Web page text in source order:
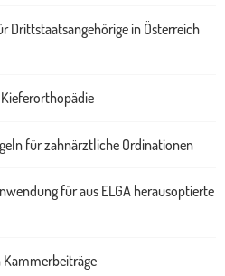
Drittstaatsangehörige in Österreich
für zahnärztliche Ordinationen
für aus ELGA herausoptierte
Kammerbeiträge